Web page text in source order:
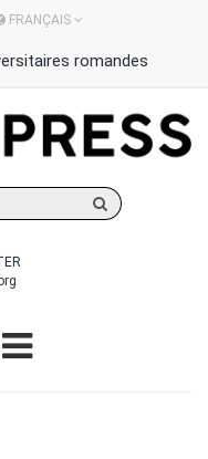
FRANÇAIS
romandes